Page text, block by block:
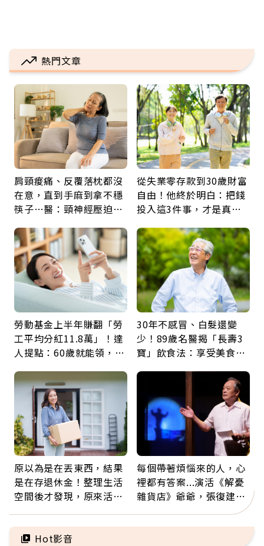
熱門文章
肩頸痠痛、反覆落枕都沒
在意，直到手麻到拿不穩
筷子…醫：頸神經壓迫上
鍵
從失業零存款到30歲財富
自由！他終於明白：把錢
投入這3件事，才是真正
勞動基金上半年賺翻「勞
工平均分紅11.8萬」！達
人提點：60歲就能領，重
30年不感冒、白髮還變
少！89歲名醫揭「長壽3
寶」飲食法：享受美食不
原以為是在丟東西，結果
是在存退休金！整理生活
空間後才發現，原來活得
每個帶著煩惱來的人，心
裡都有答案...演活《解憂
雜貨店》爺爺，張復建：
放下執著不是認輸，而是
善待自己
Hot影音